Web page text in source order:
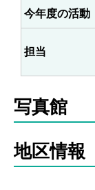
今年度の活動
担当
写真館
地区情報